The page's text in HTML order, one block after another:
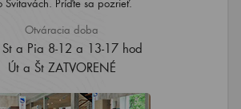
Otváracia doba
St a Pia 8-12 a 13-17 hod
Út a Št ZATVORENÉ